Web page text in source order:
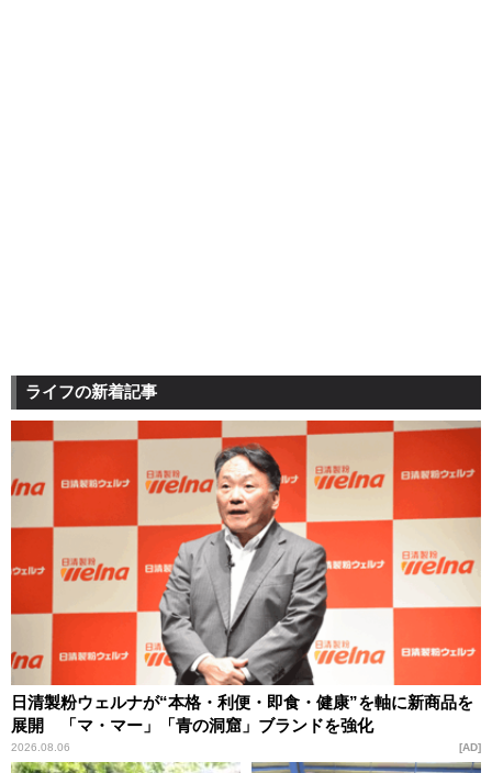
ライフの新着記事
日清製粉ウェルナが“本格・利便・即食・健康”を軸に新商品を
展開 「マ・マー」「青の洞窟」ブランドを強化
2026.08.06 AD